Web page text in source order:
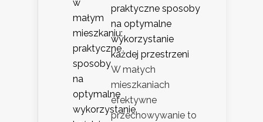
praktyczne sposoby
na optymalne
wykorzystanie
każdej przestrzeni
W małych
mieszkaniach
efektywne
przechowywanie to